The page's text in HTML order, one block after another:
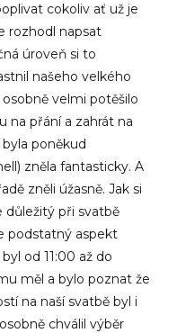
cokoliv ať už je
rozhodl napsat
úroveň si to
našeho velkého
velmi potěšilo
na přání a zahrát na
poněkud
zněla fantasticky. A
zněli úžasně. Jak si
důležitý při svatbě
podstatný aspekt
od 11:00 až do
měl a bylo poznat že
na naší svatbě byl i
chválil výběr